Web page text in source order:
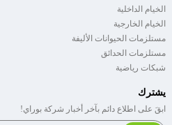
الخيام الداخلية
الخيام الخارجية
مستلزمات الحيوانات الأليفة
مستلزمات الحدائق
شبكات رياضية
يشترك
ابقَ على اطلاع دائم بآخر أخبار شركة بوراي!